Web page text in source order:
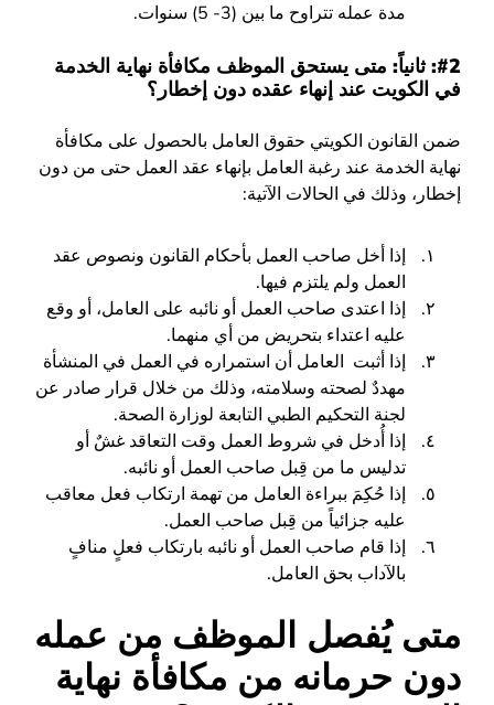
مدة عمله تتراوح ما بين (3- 5) سنوات.
#2: ثانياً: متى يستحق الموظف مكافأة نهاية الخدمة
في الكويت عند إنهاء عقده دون إخطار؟
ضمن القانون الكويتي حقوق العامل بالحصول على مكافأة
نهاية الخدمة عند رغبة العامل بإنهاء عقد العمل حتى من دون
إخطار، وذلك في الحالات الآتية:
إذا أخل صاحب العمل بأحكام القانون ونصوص عقد
العمل ولم يلتزم فيها.
إذا اعتدى صاحب العمل أو نائبه على العامل، أو وقع
عليه اعتداء بتحريض من أي منهما.
إذا أثبت العامل أن استمراره في العمل في المنشأة
مهددٌ لصحته وسلامته، وذلك من خلال قرار صادر عن
لجنة التحكيم الطبي التابعة لوزارة الصحة.
إذا أُدخل في شروط العمل وقت التعاقد غشٌ أو
تدليس ما من قِبل صاحب العمل أو نائبه.
إذا حُكِمَ ببراءة العامل من تهمة ارتكاب فعل معاقب
عليه جزائياً من قِبل صاحب العمل.
إذا قام صاحب العمل أو نائبه بارتكاب فعلٍ منافٍ
بالآداب بحق العامل.
متى يُفصل الموظف من عمله
دون حرمانه من مكافأة نهاية